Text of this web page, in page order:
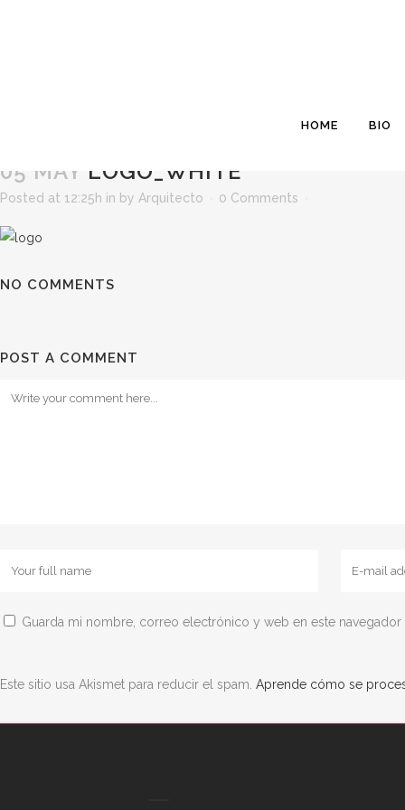
HOME BIO
05 MAY LOGO_WHITE
Posted at 12:25h in by Arquitecto 0 Comments
NO COMMENTS
POST A COMMENT
Guarda mi nombre, correo electrónico y web en este
Este sitio usa Akismet para reducir el spam. Aprende cómo se